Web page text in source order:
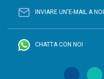
INVIARE UN'E-MAIL A NOI
CHATTA CON NOI